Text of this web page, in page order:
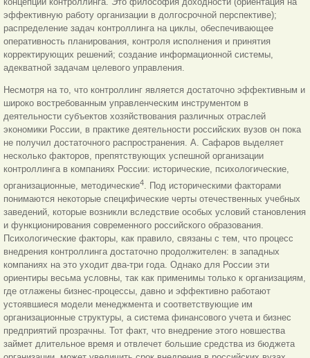
эффективную работу организации в долгосрочной перспективе);
распределение задач контроллинга на циклы, обеспечивающее
оперативность планирования, контроля исполнения и принятия
корректирующих решений; создание информационной системы,
адекватной задачам целевого управления.
Несмотря на то, что контроллинг является достаточно эффективным и
широко востребованным управленческим инструментом в
деятельности субъектов хозяйствования различных отраслей
экономики России, в практике деятельности российских вузов он пока
не получил достаточного распространения. А. Сафаров выделяет
несколько факторов, препятствующих успешной организации
контроллинга в компаниях России: исторические, психологические,
организационные, методические4
. Под историческими факторами
понимаются некоторые специфические черты отечественных учебных
заведений, которые возникли вследствие особых условий становления
и функционирования современного российского образования.
Психологические факторы, как правило, связаны с тем, что процесс
внедрения контроллинга достаточно продолжителен: в западных
компаниях на это уходит два-три года. Однако для России эти
ориентиры весьма условны, так как применимы только к организациям,
где отлажены бизнес-процессы, давно и эффективно работают
устоявшиеся модели менеджмента и соответствующие им
организационные структуры, а система финансового учета и бизнес
предприятий прозрачны. Тот факт, что внедрение этого новшества
займет длительное время и отвлечет большие средства из бюджета